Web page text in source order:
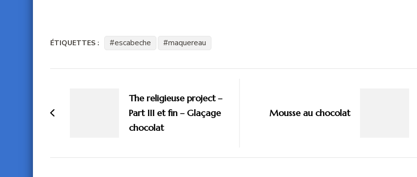
ÉTIQUETTES : escabeche maquereau
The religieuse project –
Part III et fin – Glaçage
chocolat
Mousse au chocolat